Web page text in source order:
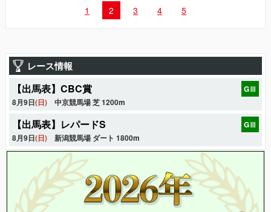
1 2 3 4 5
レース情報
【出馬表】CBC賞
GⅢ
8月9日(日) 中京競馬場 芝 1200m
【出馬表】レパードS
GⅢ
8月9日(日) 新潟競馬場 ダート 1800m